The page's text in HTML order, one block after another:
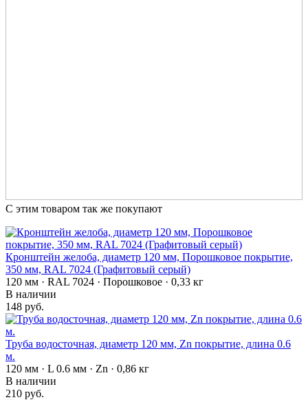
С этим товаром так же покупают
Кронштейн желоба, диаметр 120 мм, Порошковое покрытие,
350 мм, RAL 7024 (Графитовый серый)
120 мм · RAL 7024 · Порошковое · 0,33 кг
В наличии
148 руб.
Труба водосточная, диаметр 120 мм, Zn покрытие, длина 0.6
м.
120 мм · L 0.6 мм · Zn · 0,86 кг
В наличии
210 руб.